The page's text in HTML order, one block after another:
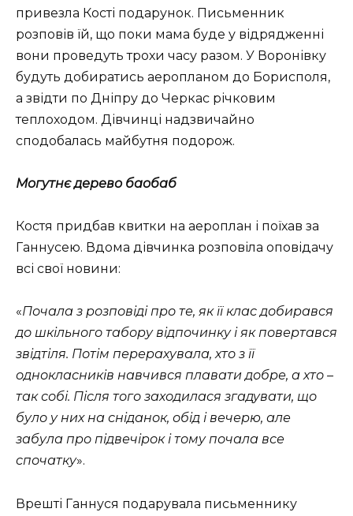
привезла Кості подарунок. Письменник
розповів їй, що поки мама буде у відрядженні
вони проведуть трохи часу разом. У Воронівку
будуть добиратись аеропланом до Борисполя,
а звідти по Дніпру до Черкас річковим
теплоходом. Дівчинці надзвичайно
сподобалась майбутня подорож.
Могутнє дерево баобаб
Костя придбав квитки на аероплан і поїхав за
Ганнусею. Вдома дівчинка розповіла оповідачу
всі свої новини:
«Почала з розповіді про те, як її клас добирався
до шкільного табору відпочинку і як повертався
звідтіля. Потім перерахувала, хто з її
однокласників навчився плавати добре, а хто –
так собі. Після того заходилася згадувати, що
було у них на сніданок, обід і вечерю, але
забула про підвечірок і тому почала все
спочатку».
Врешті Ганнуся подарувала письменнику